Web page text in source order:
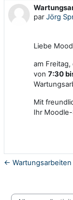
parJörg
Nombre de
Liebe
am Freitag,
von 7:30
Mit
Ihr
← Wartungsarbeiten